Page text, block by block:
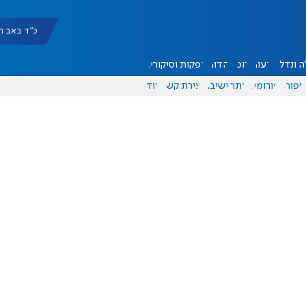
כ"ד באב תשפ"ו
ונדל"ן דעות אוכל יהדות הפקות וסיקורים
ספורט פורומים אתר ישיבה יצירת קשר עוד